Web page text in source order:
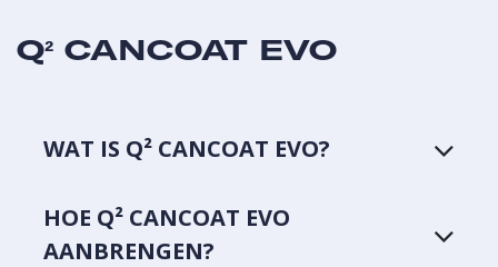
Q² CANCOAT EVO
WAT IS Q² CANCOAT EVO?
HOE Q² CANCOAT EVO
AANBRENGEN?